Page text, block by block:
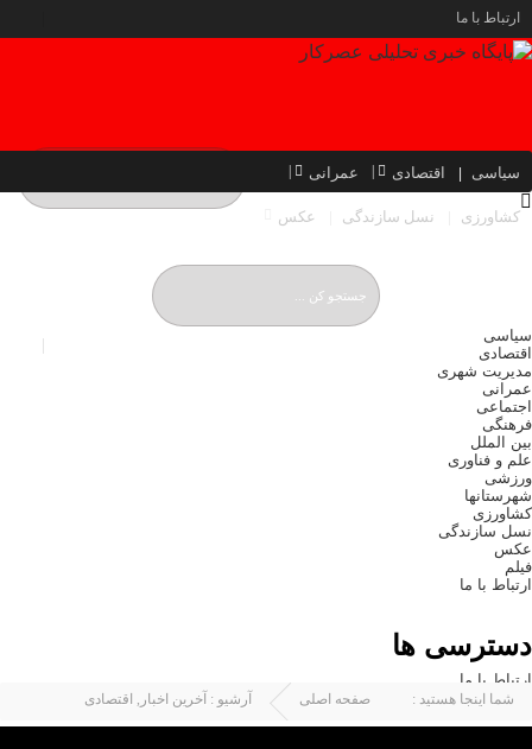
ارتباط با ما
سیاسی اقتصادی عمرانی
کشاورزی نسل سازندگی عکس
سیاسی
اقتصادی
مدیریت شهری
عمرانی
اجتماعی
فرهنگی
بین الملل
علم و فناوری
ورزشی
شهرستانها
کشاورزی
نسل سازندگی
عکس
فیلم
ارتباط با ما
دسترسی ها
ارتباط با ما
شما اینجا هستید : صفحه اصلی آرشیو : آخرین اخبار , اقتصادی